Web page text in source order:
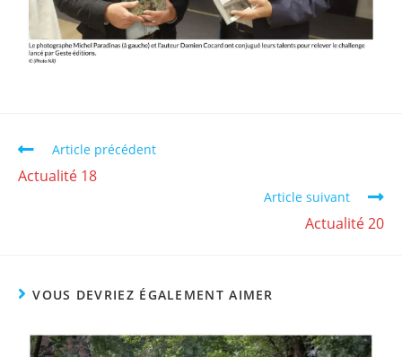
Article précédent
Actualité 18
Article suivant
Actualité 20
VOUS DEVRIEZ ÉGALEMENT AIMER